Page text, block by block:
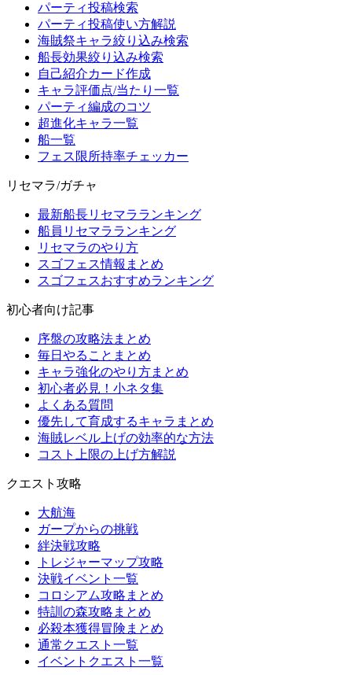
パーティ投稿検索
パーティ投稿使い方解説
海賊祭キャラ絞り込み検索
船長効果絞り込み検索
自己紹介カード作成
キャラ評価点/当たり一覧
パーティ編成のコツ
超進化キャラ一覧
船一覧
フェス限所持率チェッカー
リセマラ/ガチャ
最新船長リセマラランキング
船員リセマラランキング
リセマラのやり方
スゴフェス情報まとめ
スゴフェスおすすめランキング
初心者向け記事
序盤の攻略法まとめ
毎日やることまとめ
キャラ強化のやり方まとめ
初心者必見！小ネタ集
よくある質問
優先して育成するキャラまとめ
海賊レベル上げの効率的な方法
コスト上限の上げ方解説
クエスト攻略
大航海
ガープからの挑戦
絆決戦攻略
トレジャーマップ攻略
決戦イベント一覧
コロシアム攻略まとめ
特訓の森攻略まとめ
必殺本獲得冒険まとめ
通常クエスト一覧
イベントクエスト一覧